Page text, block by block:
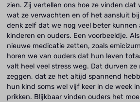
zien. Zij vertellen ons hoe ze vinden
wat ze verwachten en of het aansluit
denk zelf dat we nog veel beter kunnen
kinderen en ouders. Een voorbeeldje.
nieuwe medicatie zetten, zoals
horen we van ouders dat hun leven
valt heel veel stress weg. Dat durven
zeggen, dat ze het altijd spannend
hun kind soms wel vijf keer in de week
prikken. Blijkbaar vinden ouders het